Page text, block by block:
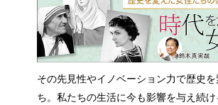
その先見性やイノベーション力で歴史
ち。私たちの生活に今も影響を与え続